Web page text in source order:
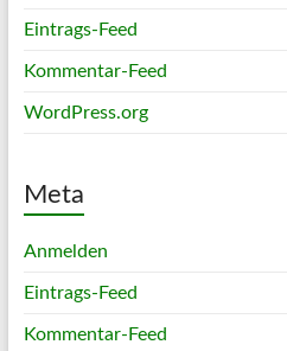
Eintrags-Feed
Kommentar-Feed
WordPress.org
Meta
Anmelden
Eintrags-Feed
Kommentar-Feed